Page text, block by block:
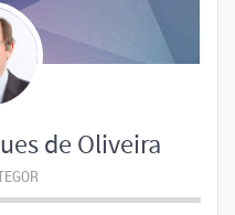
de Oliveira